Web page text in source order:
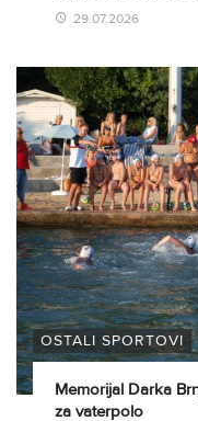
29.07.2026
OSTALI SPORTOVI
Memorijal Darka
za vaterpolo